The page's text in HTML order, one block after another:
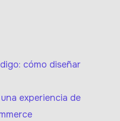
cómo diseñar
experiencia de